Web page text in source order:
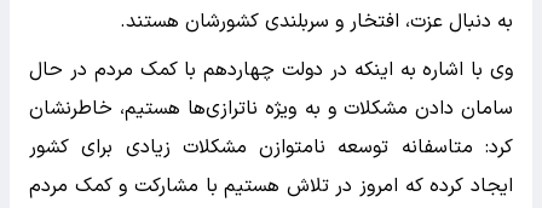
به دنبال عزت، افتخار و سربلندی کشورشان هستند.
وی با اشاره به اینکه در دولت چهاردهم با کمک مردم در حال
سامان دادن مشکلات و به ویژه ناترازی‌ها هستیم، خاطرنشان
کرد: متاسفانه توسعه نامتوازن مشکلات زیادی برای کشور
ایجاد کرده که امروز در تلاش هستیم با مشارکت و کمک مردم